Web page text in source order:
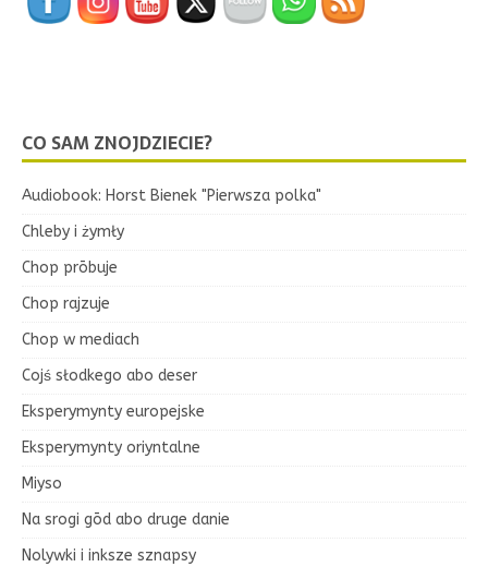
CO SAM ZNOJDZIECIE?
Audiobook: Horst Bienek "Pierwsza polka"
Chleby i żymły
Chop prōbuje
Chop rajzuje
Chop w mediach
Cojś słodkego abo deser
Eksperymynty europejske
Eksperymynty oriyntalne
Miyso
Na srogi gōd abo druge danie
Nolywki i inksze sznapsy